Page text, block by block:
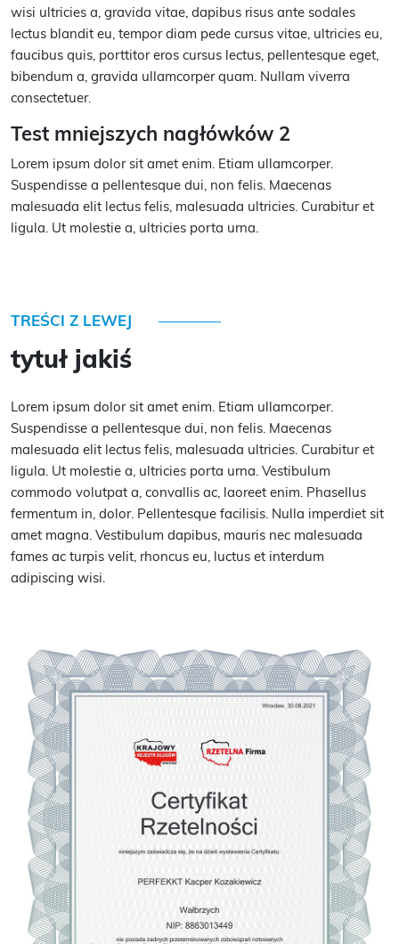
wisi ultricies a, gravida vitae, dapibus risus ante sodales
lectus blandit eu, tempor diam pede cursus vitae, ultricies eu,
faucibus quis, porttitor eros cursus lectus, pellentesque eget,
bibendum a, gravida ullamcorper quam. Nullam viverra
consectetuer.
Test mniejszych nagłówków 2
Lorem ipsum dolor sit amet enim. Etiam ullamcorper.
Suspendisse a pellentesque dui, non felis. Maecenas
malesuada elit lectus felis, malesuada ultricies. Curabitur et
ligula. Ut molestie a, ultricies porta urna.
TREŚCI Z LEWEJ
tytuł jakiś
Lorem ipsum dolor sit amet enim. Etiam ullamcorper.
Suspendisse a pellentesque dui, non felis. Maecenas
malesuada elit lectus felis, malesuada ultricies. Curabitur et
ligula. Ut molestie a, ultricies porta urna. Vestibulum
commodo volutpat a, convallis ac, laoreet enim. Phasellus
fermentum in, dolor. Pellentesque facilisis. Nulla imperdiet sit
amet magna. Vestibulum dapibus, mauris nec malesuada
fames ac turpis velit, rhoncus eu, luctus et interdum
adipiscing wisi.